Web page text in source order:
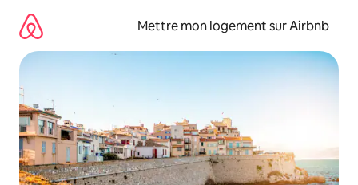
directement
contenu
Mettre mon logement sur Airbnb